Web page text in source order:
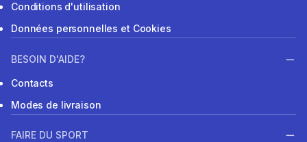
Conditions d'utilisation
Données personnelles et Cookies
BESOIN D'AIDE?
Contacts
Modes de livraison
FAIRE DU SPORT